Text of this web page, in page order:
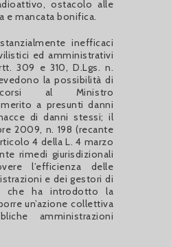
ostacolo alle
e mancata bonifica.
inefficaci
ed amministrativi
309 e 310, D.Lgs. n.
la possibilità di
al Ministro
a presunti danni
di danni stessi; il
2009, n. 198 (recante
4 della L. 4 marzo
rimedi giurisdizionali
l’efficienza delle
e dei gestori di
che ha introdotto la
un’azione collettiva
amministrazioni